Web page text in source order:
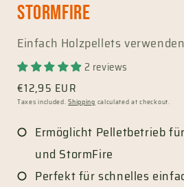
StormFire
Einfach Holzpellets verwenden
2 reviews
Regular
price
€12,95 EUR
Taxes included.Shipping calculated at checkout.
Ermöglicht Pelletbetrieb
und StormFire
Perfekt für schnelles